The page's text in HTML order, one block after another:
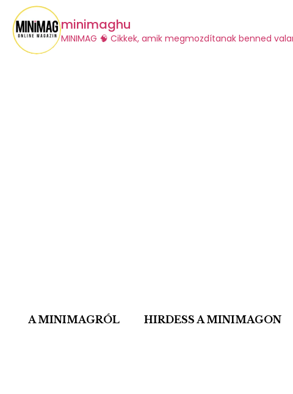
minimaghu
​MINIMAG 🧠 Cikkek, amik megmozdítanak benned
A MINIMAGRÓL HIRDESS A MINIMAGON